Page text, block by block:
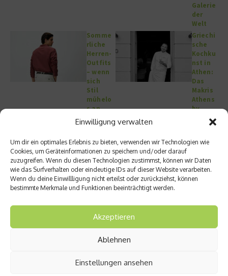
Einwilligung verwalten
Um dir ein optimales Erlebnis zu bieten, verwenden wir Technologien wie
Cookies, um Geräteinformationen zu speichern und/oder darauf
zuzugreifen. Wenn du diesen Technologien zustimmst, können wir Daten
wie das Surfverhalten oder eindeutige IDs auf dieser Website verarbeiten.
Wenn du deine Einwillligung nicht erteilst oder zurückziehst, können
bestimmte Merkmale und Funktionen beeinträchtigt werden.
Akzeptieren
Ablehnen
Einstellungen ansehen
Galerie
der
Welt
Somme
rliche
Herren-
Outfits
– wenn
sich
Stil
mühelo
s an
den
Alltag
t
Griechi
sche
Kochku
nst in
Athen:
Das
Makris
Athens
by
Domes
Kategorie anzeigen